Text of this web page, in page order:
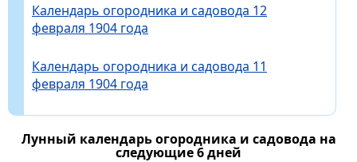
Календарь огородника и садовода 12
февраля 1904 года
Календарь огородника и садовода 11
февраля 1904 года
Лунный календарь огородника и садовода на
следующие 6 дней